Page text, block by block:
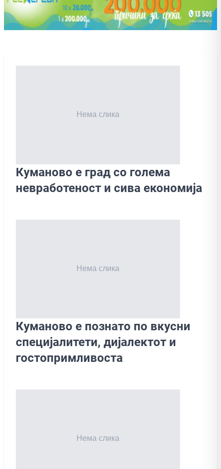
Куманово е град со голема
невработеност и сива економија
Куманово е познато по вкусни
специјалитети, дијалектот и
гостопримливоста